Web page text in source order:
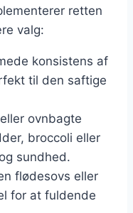
retten
valg:
konsistens af
til den saftige
ovnbagte
broccoli eller
sundhed.
flødesovs eller
for at fuldende